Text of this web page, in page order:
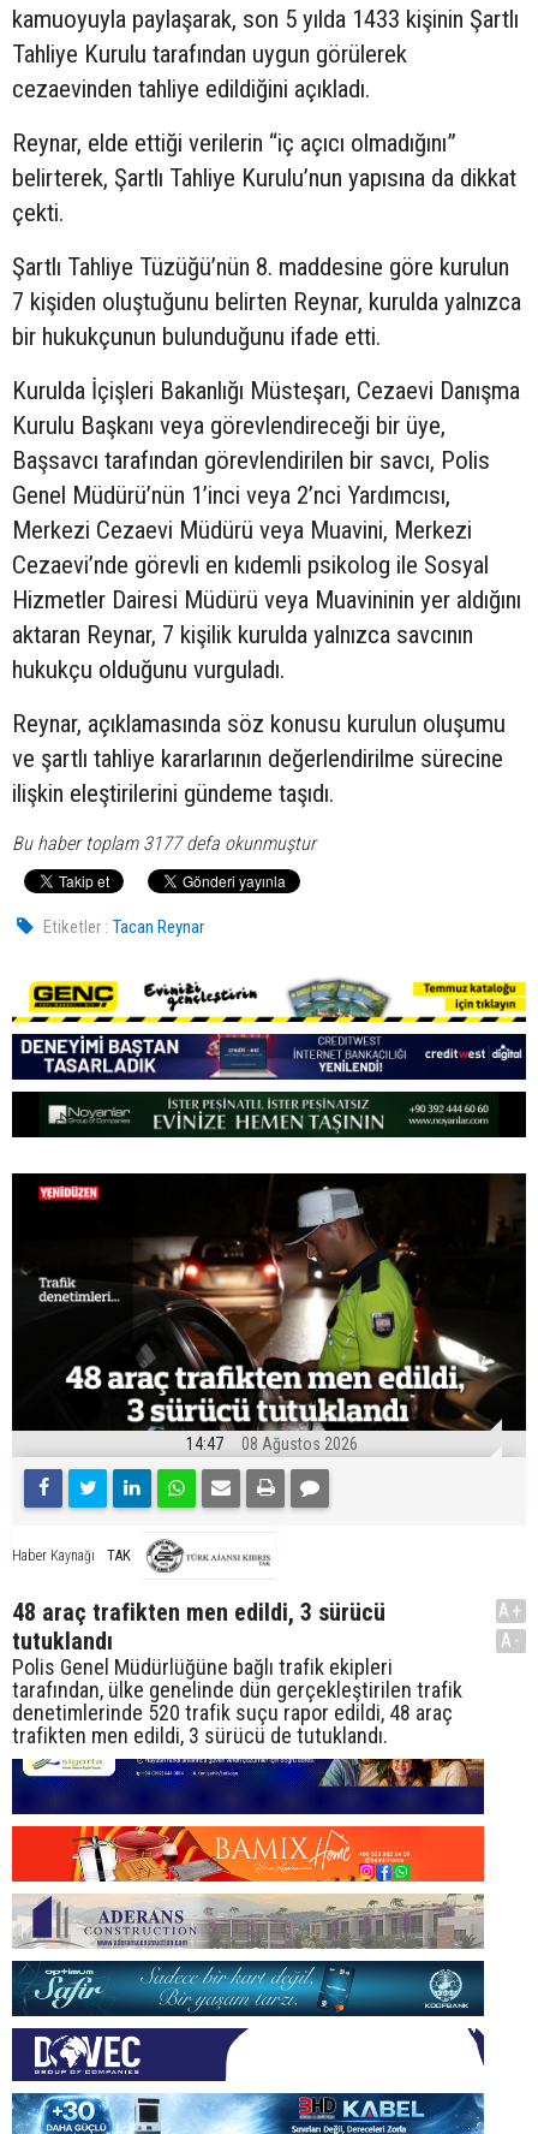
kamuoyuyla paylaşarak, son 5 yılda 1433 kişinin Şartlı
Tahliye Kurulu tarafından uygun görülerek
cezaevinden tahliye edildiğini açıkladı.
Reynar, elde ettiği verilerin “iç açıcı olmadığını”
belirterek, Şartlı Tahliye Kurulu’nun yapısına da dikkat
çekti.
Şartlı Tahliye Tüzüğü’nün 8. maddesine göre kurulun
7 kişiden oluştuğunu belirten Reynar, kurulda yalnızca
bir hukukçunun bulunduğunu ifade etti.
Kurulda İçişleri Bakanlığı Müsteşarı, Cezaevi Danışma
Kurulu Başkanı veya görevlendireceği bir üye,
Başsavcı tarafından görevlendirilen bir savcı, Polis
Genel Müdürü’nün 1’inci veya 2’nci Yardımcısı,
Merkezi Cezaevi Müdürü veya Muavini, Merkezi
Cezaevi’nde görevli en kıdemli psikolog ile Sosyal
Hizmetler Dairesi Müdürü veya Muavininin yer aldığını
aktaran Reynar, 7 kişilik kurulda yalnızca savcının
hukukçu olduğunu vurguladı.
Reynar, açıklamasında söz konusu kurulun oluşumu
ve şartlı tahliye kararlarının değerlendirilme sürecine
ilişkin eleştirilerini gündeme taşıdı.
Bu haber toplam 3177 defa okunmuştur
Etiketler : Tacan Reynar
14:47 08 Ağustos 2026
Haber Kaynağı TAK
48 araç trafikten men edildi, 3 sürücü
tutuklandı
Polis Genel Müdürlüğüne bağlı trafik ekipleri
tarafından, ülke genelinde dün gerçekleştirilen trafik
denetimlerinde 520 trafik suçu rapor edildi, 48 araç
trafikten men edildi, 3 sürücü de tutuklandı.
A+
A-